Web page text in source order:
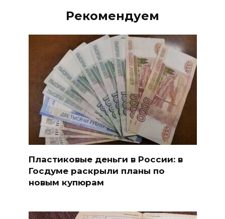
Рекомендуем
Пластиковые деньги в России: в
Госдуме раскрыли планы по
новым купюрам